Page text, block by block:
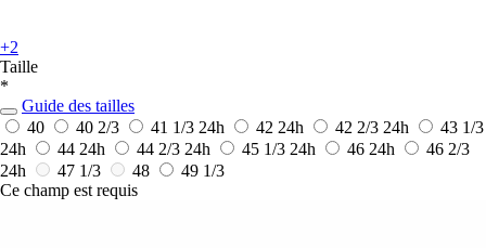
+2
Taille
*
Guide des tailles
40
40 2/3 41 1/3 24h 42 24h 42 2/3 24h
43 1/3
24h
44 24h 44 2/3 24h 45 1/3 24h 46 24h
46 2/3
24h
47 1/3 48
49 1/3
Ce champ est requis